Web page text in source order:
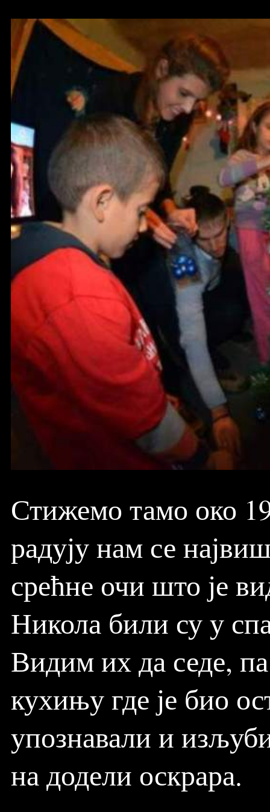
Стижемо тамо око
радују нам се
срећне очи што је
Никола били су у
Видим их да седе,
кухињу где је био
упознавали и
на додели оскрара.